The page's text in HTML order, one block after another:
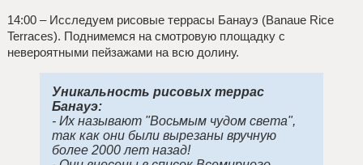
14:00 – Исследуем рисовые террасы Банауэ (Banaue Rice
Terraces). Поднимемся на смотровую площадку с
невероятными пейзажами на всю долину.
Уникальность рисовых террас
Банауэ:
- Их называют "Восьмым чудом света",
так как они были вырезаны вручную
более 2000 лет назад!